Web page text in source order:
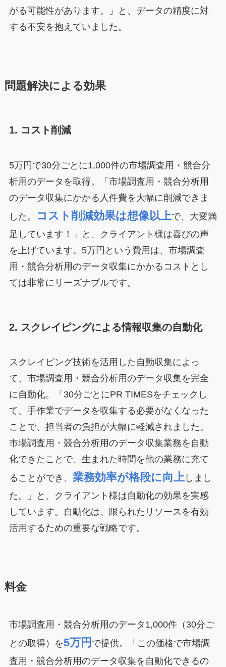
がる可能性があります。」と、データの精度に対
する不安を抱えていました。
問題解決による効果
1. コスト削減
5万円で30分ごとに1,000件の市場調査用・競合分
析用のデータを取得。「市場調査用・競合分析用
のデータ収集にかかる人件費を大幅に削減できま
した。
コスト削減効果は想像以上で、大変満
足しています！」と、クライアント様は喜びの声
を上げています。5万円という費用は、市場調査
用・競合分析用のデータ収集にかかるコストとし
ては非常にリーズナブルです。
2. スクレイピングによる情報収集の自動化
スクレイピング技術を活用した自動収集によっ
て、市場調査用・競合分析用のデータ収集を完全
に自動化。「30分ごとにPR TIMESをチェックし
て、手作業でデータを収集する必要がなくなった
ことで、担当者の負担が大幅に軽減されました。
市場調査用・競合分析用のデータ収集業務を自動
化できたことで、生まれた時間を他の業務に充て
ることができ、 業務効率が格段に向上しまし
た。」と、クライアント様は自動化の効果を実感
しています。自動化は、限られたリソースを有効
活用するための重要な戦略です。
料金
市場調査用・競合分析用のデータ1,000件（30分ご
との取得）を5万円 で提供。「この価格で市場調
査用・競合分析用のデータ収集を自動化できるの